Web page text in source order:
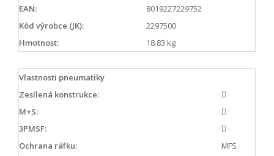
EAN:
8019227229752
Kód výrobce (JK):
2297500
Hmotnost:
18.83 kg
Vlastnosti pneumatiky
Zesílená konstrukce:
M+S:
3PMSF:
Ochrana ráfku:
MFS